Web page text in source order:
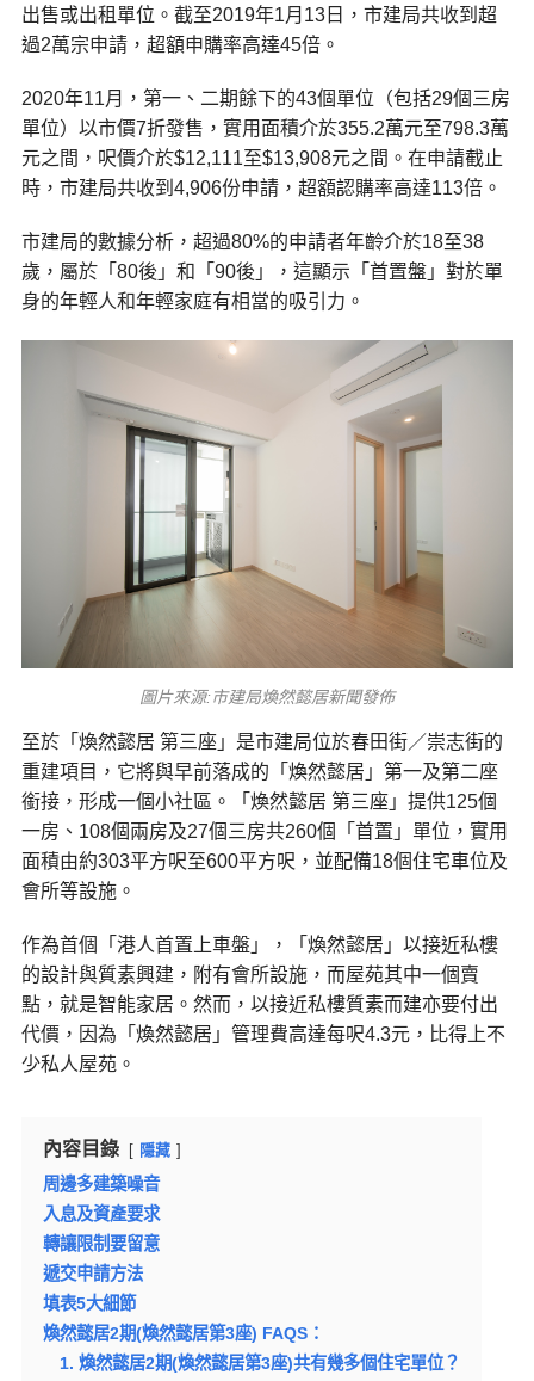
出售或出租單位。截至2019年1月13日，市建局共收到超
過2萬宗申請，超額申購率高達45倍。
2020年11月，第一、二期餘下的43個單位（包括29個三房
單位）以市價7折發售，實用面積介於355.2萬元至798.3萬
元之間，呎價介於$12,111至$13,908元之間。在申請截止
時，市建局共收到4,906份申請，超額認購率高達113倍。
市建局的數據分析，超過80%的申請者年齡介於18至38
歲，屬於「80後」和「90後」，這顯示「首置盤」對於單
身的年輕人和年輕家庭有相當的吸引力。
圖片來源:市建局煥然懿居新聞發佈
至於「煥然懿居 第三座」是市建局位於春田街／崇志街的
重建項目，它將與早前落成的「煥然懿居」第一及第二座
銜接，形成一個小社區。「煥然懿居 第三座」提供125個
一房、108個兩房及27個三房共260個「首置」單位，實用
面積由約303平方呎至600平方呎，並配備18個住宅車位及
會所等設施。
作為首個「港人首置上車盤」，「煥然懿居」以接近私樓
的設計與質素興建，附有會所設施，而屋苑其中一個賣
點，就是智能家居。然而，以接近私樓質素而建亦要付出
代價，因為「煥然懿居」管理費高達每呎4.3元，比得上不
少私人屋苑。
內容目錄 隱藏
周邊多建築噪音
入息及資產要求
轉讓限制要留意
遞交申請方法
填表5大細節
煥然懿居2期(煥然懿居第3座) FAQS：
1. 煥然懿居2期(煥然懿居第3座)共有幾多個住宅單位？